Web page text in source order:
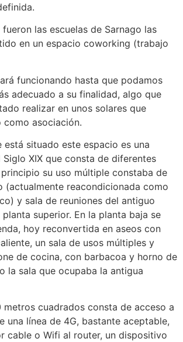
las escuelas de Sarnago las
en un espacio coworking (trabajo
funcionando hasta que podamos
adecuado a su finalidad, algo que
realizar en unos solares que
como asociación.
situado este espacio es una
XIX que consta de diferentes
su uso múltiple constaba de
(actualmente reacondicionada como
y sala de reuniones del antiguo
superior. En la planta baja se
hoy reconvertida en aseos con
un sala de usos múltiples y
de cocina, con barbacoa y horno de
la sala que ocupaba la antigua
metros cuadrados consta de acceso a
una línea de 4G, bastante aceptable,
cable o Wifi al router, un dispositivo